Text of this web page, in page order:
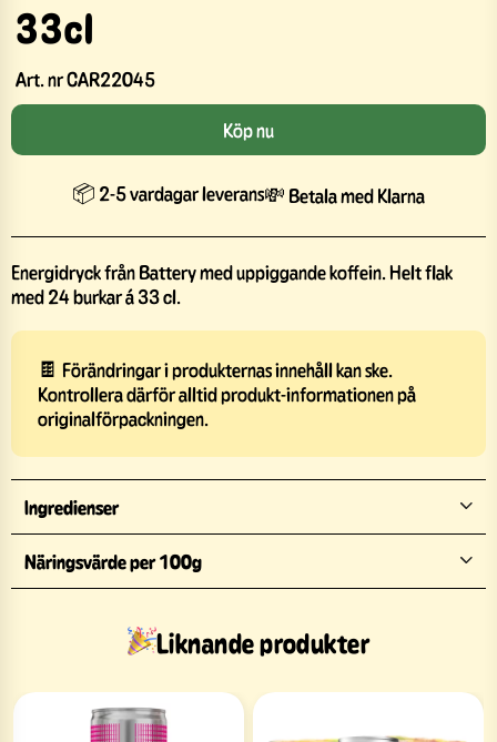
33cl
Art. nrCAR22045
Köp nu
📦 2-5 vardagar leverans💸 Betala med Klarna
Energidryck från Battery med uppiggande koffein. Helt flak
med 24 burkar á 33 cl.
🍫 Förändringar i produkternas innehåll kan ske.
Kontrollera därför alltid produkt-informationen på
originalförpackningen.
Ingredienser
Näringsvärde per 100g
Liknande produkter